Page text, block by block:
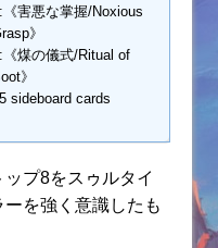
《害悪な掌握/Noxious
》
《煤の儀式/Ritual of
》
sideboard cards
プ8をスゥルタイ
を強く意識したも